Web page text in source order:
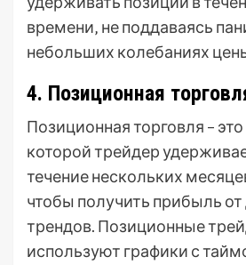
времени‚ не поддаваясь
небольших колебаниях
4. Позиционная
Позиционная торговля – это
которой трейдер
течение нескольких
чтобы получить прибыль
трендов. Позиционные
используют графики с